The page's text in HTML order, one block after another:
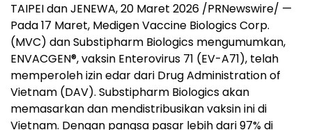
TAIPEI dan JENEWA, 20 Maret 2026 /PRNewswire/ —
Pada 17 Maret, Medigen Vaccine Biologics Corp.
(MVC) dan Substipharm Biologics mengumumkan,
ENVACGEN®, vaksin Enterovirus 71 (EV-A71), telah
memperoleh izin edar dari Drug Administration of
Vietnam (DAV). Substipharm Biologics akan
memasarkan dan mendistribusikan vaksin ini di
Vietnam. Dengan pangsa pasar lebih dari 97% di